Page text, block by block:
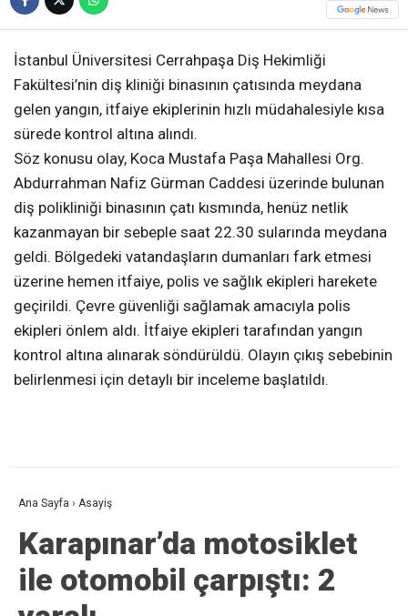
İstanbul Üniversitesi Cerrahpaşa Diş Hekimliği
Fakültesi’nin diş kliniği binasının çatısında meydana
gelen yangın, itfaiye ekiplerinin hızlı müdahalesiyle kısa
sürede kontrol altına alındı.
Söz konusu olay, Koca Mustafa Paşa Mahallesi Org.
Abdurrahman Nafiz Gürman Caddesi üzerinde bulunan
diş polikliniği binasının çatı kısmında, henüz netlik
kazanmayan bir sebeple saat 22.30 sularında meydana
geldi. Bölgedeki vatandaşların dumanları fark etmesi
üzerine hemen itfaiye, polis ve sağlık ekipleri harekete
geçirildi. Çevre güvenliği sağlamak amacıyla polis
ekipleri önlem aldı. İtfaiye ekipleri tarafından yangın
kontrol altına alınarak söndürüldü. Olayın çıkış sebebinin
belirlenmesi için detaylı bir inceleme başlatıldı.
Ana Sayfa › Asayiş
Karapınar’da motosiklet
ile otomobil çarpıştı: 2